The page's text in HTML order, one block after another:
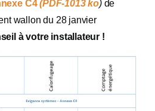
C4(PDF-1013 ko)de
wallon du 28 janvier
à votre installateur !